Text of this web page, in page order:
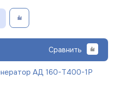
Сравнить
АД 160-Т400-1Р